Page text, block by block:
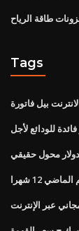
طاقة الرياح
Tags
بيل فاتورة
للودائع لأجل
محول حقيقي
12 شهرا
عبر الإنترنت